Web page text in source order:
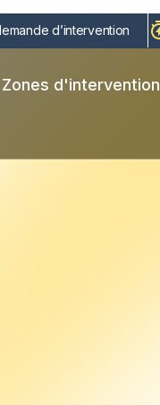
Zones d'intervention
d’intervention